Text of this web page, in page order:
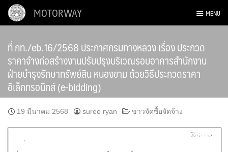
Skip
MOTORWAY MENU
ที่ กท./eb.16/2568 ประกาศกรมทางหลวง เรื่อง ประกวด
ราคาจ้างก่อสร้างงานปรับปรุงบริเวณรอบอาคารสำนักงาน
ฝ่ายบำรุงรักษาทรัพย์สิน หนองขาม ด้วยวิธีประกวดราคา
อิเล็กทรอนิกส์ (e-bidding)
19 มีนาคม 2568 suree ryan ข่าวจัดซื้อจัดจ้าง